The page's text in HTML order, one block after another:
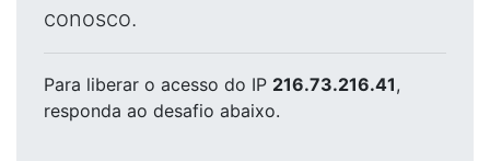
conosco.
Para liberar o acesso do IP 216.73.216.41,
responda ao desafio abaixo.